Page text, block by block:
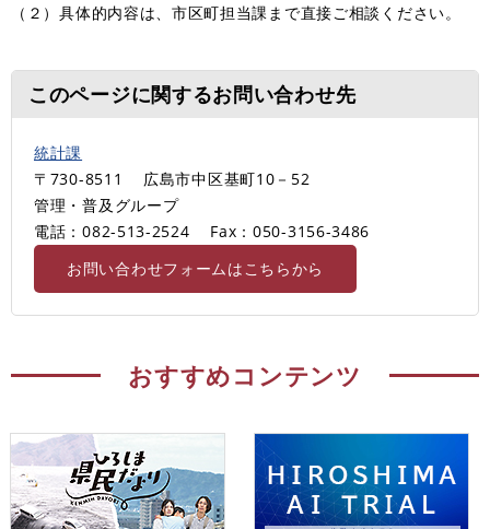
（２）具体的内容は、市区町担当課まで直接ご相談ください。
このページに関するお問い合わせ先
統計課
〒730-8511
広島市中区基町10－52
管理・普及グループ
電話：082-513-2524
Fax：050-3156-3486
お問い合わせフォームはこちらから
おすすめコンテンツ